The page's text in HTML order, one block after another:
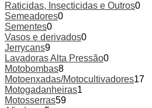
Raticidas, Insecticidas e Outros0
Semeadores0
Sementes0
Vasos e derivados0
Jerrycans9
Lavadoras Alta Pressão0
Motobombas8
Motoenxadas/Motocultivadores17
Motogadanheiras1
Motosserras59